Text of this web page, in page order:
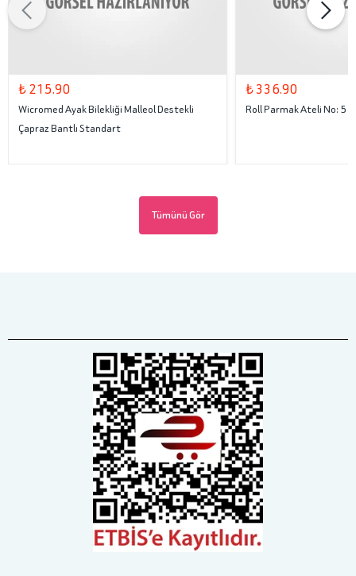
₺ 215.90
Wicromed Ayak Bilekliği Malleol Destekli
Çapraz Bantlı Standart
₺ 336.90
Roll Parmak Ateli No: 5
Tümünü Gör